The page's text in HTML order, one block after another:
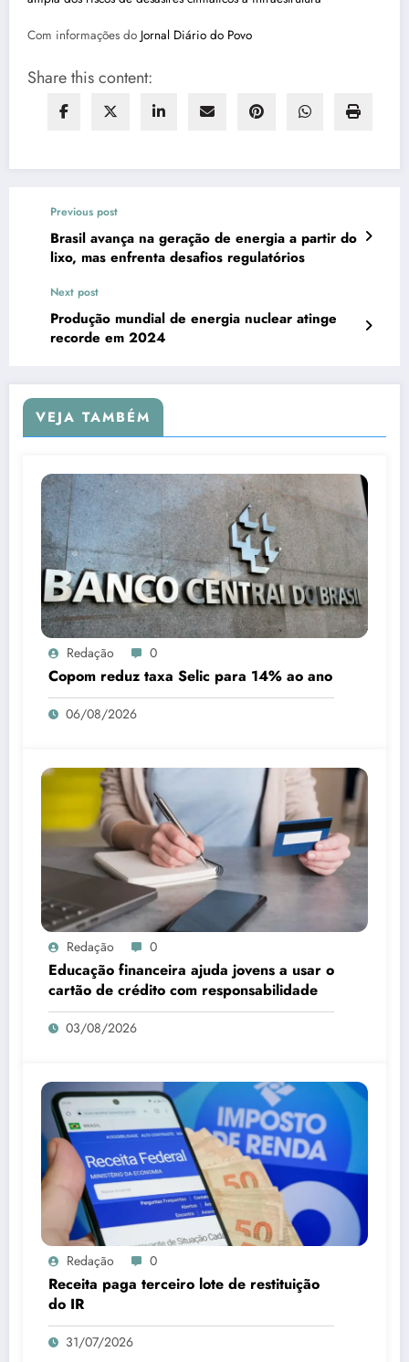
Com informações do Jornal Diário do Povo
Share this content:
Previous post
Brasil avança na geração de energia a partir do
lixo, mas enfrenta desafios regulatórios
Next post
Produção mundial de energia nuclear atinge
recorde em 2024
VEJA TAMBÉM
Redação 0
Copom reduz taxa Selic para 14% ao ano
06/08/2026
Redação 0
Educação financeira ajuda jovens a usar o
cartão de crédito com responsabilidade
03/08/2026
Redação 0
Receita paga terceiro lote de restituição
do IR
31/07/2026